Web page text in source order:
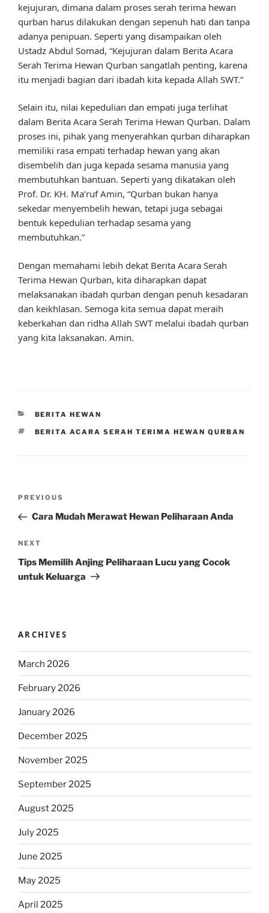
kejujuran, dimana dalam proses serah terima hewan
qurban harus dilakukan dengan sepenuh hati dan tanpa
adanya penipuan. Seperti yang disampaikan oleh
Ustadz Abdul Somad, “Kejujuran dalam Berita Acara
Serah Terima Hewan Qurban sangatlah penting, karena
itu menjadi bagian dari ibadah kita kepada Allah SWT.”
Selain itu, nilai kepedulian dan empati juga terlihat
dalam Berita Acara Serah Terima Hewan Qurban. Dalam
proses ini, pihak yang menyerahkan qurban diharapkan
memiliki rasa empati terhadap hewan yang akan
disembelih dan juga kepada sesama manusia yang
membutuhkan bantuan. Seperti yang dikatakan oleh
Prof. Dr. KH. Ma’ruf Amin, “Qurban bukan hanya
sekedar menyembelih hewan, tetapi juga sebagai
bentuk kepedulian terhadap sesama yang
membutuhkan.”
Dengan memahami lebih dekat Berita Acara Serah
Terima Hewan Qurban, kita diharapkan dapat
melaksanakan ibadah qurban dengan penuh kesadaran
dan keikhlasan. Semoga kita semua dapat meraih
keberkahan dan ridha Allah SWT melalui ibadah qurban
yang kita laksanakan. Amin.
CATEGORIES
BERITA HEWAN
TAGS
BERITA ACARA SERAH TERIMA HEWAN QURBAN
Previous
Post
PREVIOUS
Cara Mudah Merawat Hewan Peliharaan Anda
Next
Post
NEXT
Tips Memilih Anjing Peliharaan Lucu yang Cocok
untuk Keluarga
ARCHIVES
March 2026
February 2026
January 2026
December 2025
November 2025
September 2025
August 2025
July 2025
June 2025
May 2025
April 2025